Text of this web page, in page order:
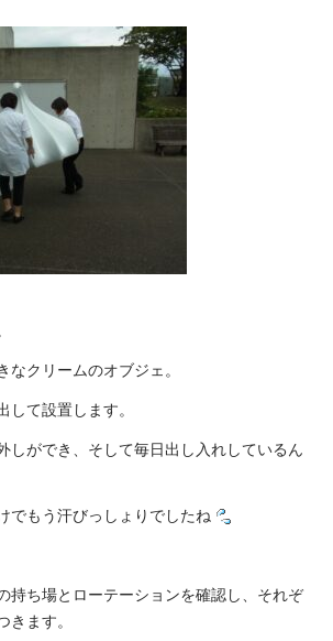
なクリームのオブジェ。
して設置します。
しができ、そして毎日出し入れしているん
でもう汗びっしょりでしたね
持ち場とローテーションを確認し、それぞ
きます。